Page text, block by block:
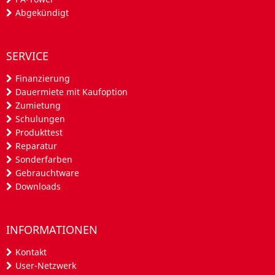
Abgekündigt
SERVICE
Finanzierung
Dauermiete mit Kaufoption
Zumietung
Schulungen
Produkttest
Reparatur
Sonderfarben
Gebrauchtware
Downloads
INFORMATIONEN
Kontakt
User-Netzwerk